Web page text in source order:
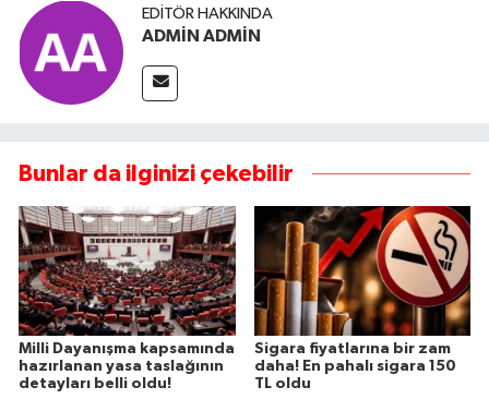
EDITÖR HAKKINDA
ADMİN ADMİN
Bunlar da ilginizi çekebilir
Milli Dayanışma kapsamında
hazırlanan yasa taslağının
detayları belli oldu!
Sigara fiyatlarına bir zam
daha! En pahalı sigara 150
TL oldu